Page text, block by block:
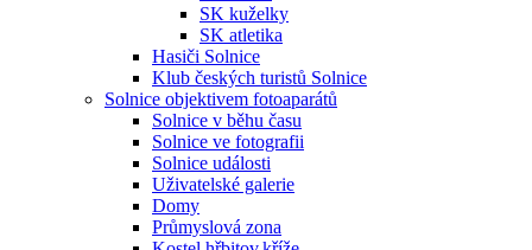
SK kuželky
SK atletika
Hasiči Solnice
Klub českých turistů Solnice
Solnice objektivem fotoaparátů
Solnice v běhu času
Solnice ve fotografii
Solnice události
Uživatelské galerie
Domy
Průmyslová zona